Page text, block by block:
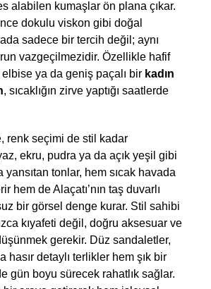
alabilen kumaşlar ön plana çıkar.
dokulu viskon gibi doğal
sadece bir tercih değil; aynı
vazgeçilmezidir. Özellikle hafif
elbise ya da geniş paçalı bir kadın
, sıcaklığın zirve yaptığı saatlerde
renk seçimi de stil kadar
ekru, pudra ya da açık yeşil gibi
yansıtan tonlar, hem sıcak havada
hem de Alaçatı’nın taş duvarlı
bir görsel denge kurar. Stil sahibi
kıyafeti değil, doğru aksesuar ve
gerekir. Düz sandaletler,
hasır detaylı terlikler hem şık bir
gün boyu sürecek rahatlık sağlar.